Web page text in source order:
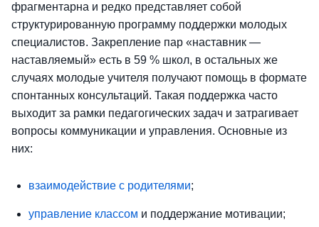
фрагментарна и редко представляет собой
структурированную программу поддержки молодых
специалистов. Закрепление пар «наставник —
наставляемый» есть в 59 % школ, в остальных же
случаях молодые учителя получают помощь в формате
спонтанных консультаций. Такая поддержка часто
выходит за рамки педагогических задач и затрагивает
вопросы коммуникации и управления. Основные из
них:
взаимодействие с родителями;
управление классом и поддержание мотивации;